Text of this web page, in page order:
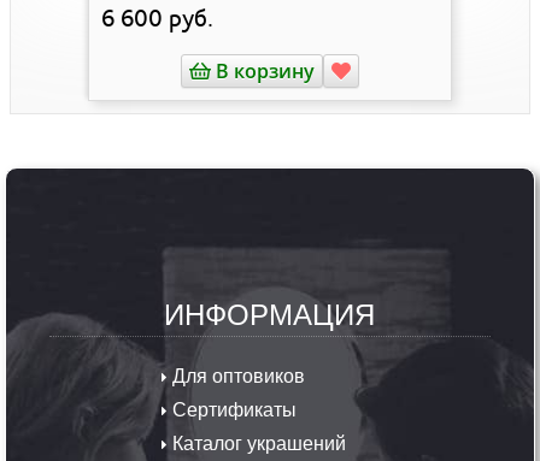
6 600 руб.
В корзину
ИНФОРМАЦИЯ
Для оптовиков
Сертификаты
Каталог украшений